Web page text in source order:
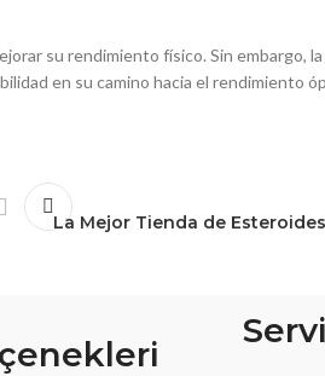
su rendimiento físico. Sin embargo,
en su camino hacia el rendimiento
La Mejor Tienda de